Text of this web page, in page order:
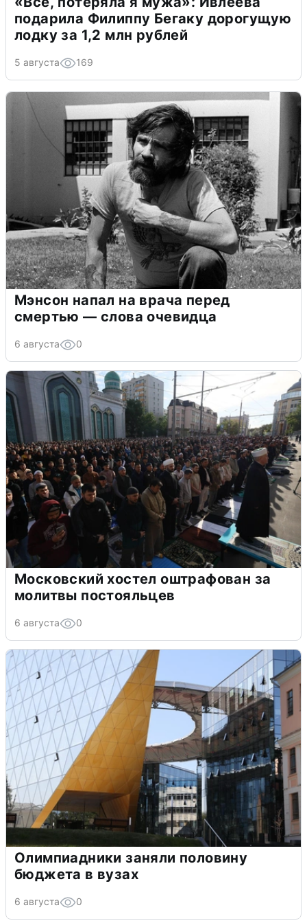
подарила Филиппу Бегаку дорогущую
лодку за 1,2 млн рублей
5 августа 169
Мэнсон напал на врача перед
смертью — слова очевидца
6 августа 0
Московский хостел оштрафован за
молитвы постояльцев
6 августа 0
Олимпиадники заняли половину
бюджета в вузах
6 августа 0